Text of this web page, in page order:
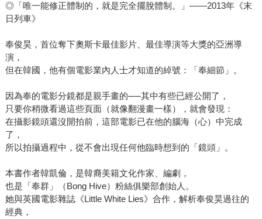
◎「唯一能修正體制的，就是完全擺脫體制。」——2013年《末
日列車》
奉俊昊，首位奪下奧斯卡最佳影片、最佳導演等大獎的亞洲導
演，
但在韓國，他有個電影業內人士才知道的綽號：「奉細節」。
因為奉的電影分鏡都是親手畫的──其中有些已經公開了，
只要你稍微看過這些頁面（就像翻漫畫一樣），就會發現：
在攝影鏡頭還沒開拍前，這部電影已在他的腦海（心）中完成
了，
所以拍攝過程中，從不會出現任何他臨時想到的「鏡頭」。
本書作者韓凱倫，是韓裔美籍文化作家、編劇，
也是「奉群」（Bong Hive）粉絲俱樂部創始人。
她與英國電影雜誌《Little White Lies》合作，解析奉俊昊過往的
經典，